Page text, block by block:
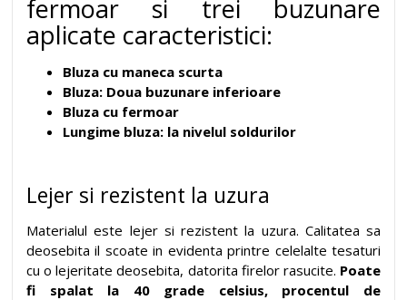
fermoar si trei buzunare
aplicate caracteristici:
Bluza cu maneca scurta
Bluza: Doua buzunare inferioare
Bluza cu fermoar
Lungime bluza: la nivelul soldurilor
Lejer si rezistent la uzura
Materialul este lejer si rezistent la uzura. Calitatea sa
deosebita il scoate in evidenta printre celelalte tesaturi
cu o lejeritate deosebita, datorita firelor rasucite. Poate
fi spalat la 40 grade celsius, procentul de